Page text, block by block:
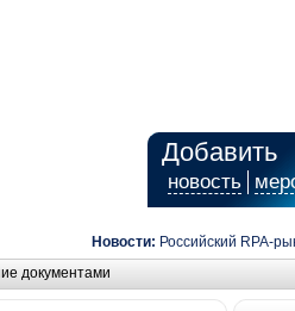
Добавить
новость
Новости: Российский RPA-
документами